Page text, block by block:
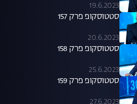
19.6.2023
סטטוסקופ פרק 157
20.6.2023
סטטוסקופ פרק 158
25.6.2023
סטטוסקופ פרק 159